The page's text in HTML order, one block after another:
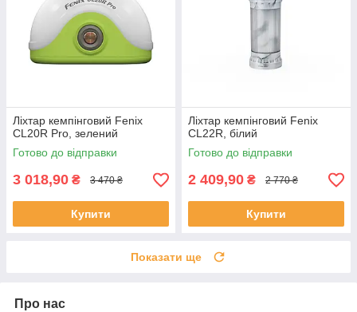
Ліхтар кемпінговий Fenix
CL20R Pro, зелений
Готово до відправки
3 018,90 ₴ 3 470 ₴
Купити
Ліхтар кемпінговий Fenix
CL22R, білий
Готово до відправки
2 409,90 ₴ 2 770 ₴
Купити
Показати ще
Про нас